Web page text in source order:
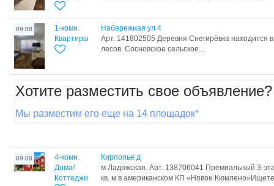
09.08
1-комн.
Квартиры
Набережная ул 4
Арт. 141802505 Деревня Снегирёвка находится
лесов. Сосновское сельское...
Хотите разместить свое объявление?
Мы разместим его еще на 14 площадок*
09.08
4-комн.
Дома/
Коттеджи
Кирполье д
м.Ладожская. Арт. 138706041 Премиальный 3-
кв. м в американском КП «Новое